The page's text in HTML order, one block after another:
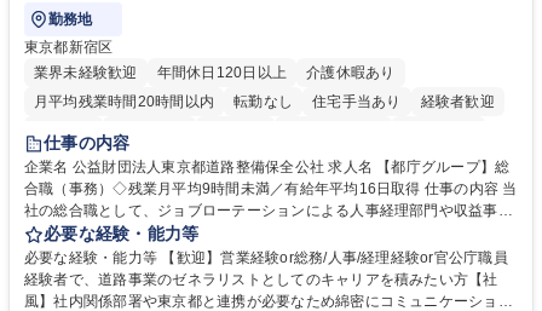
勤務地
東京都新宿区
業界未経験歓迎
年間休日120日以上
介護休暇あり
月平均残業時間20時間以内
転勤なし 住宅手当あり
経験者歓迎
研修あり
退職金あり
駅近5分以内
資格取得手当あり 食事補助あり
仕事の内容
企業名 公益財団法人東京都道路整備保全公社 求人名 【都庁グループ】総
合職（事務）◇残業月平均9時間未満／有給年平均16日取得 仕事の内容 当
社の総合職として、ジョブローテーションによる人事経理部門や収益事業
等のフロント部門の部署等幅広い部署での業務をお任せいたします。研修
制度やキャリア支援が充実しております！ ※下記業務詳細 【業務詳細】■
管理部門：広報、人事、経理など当公社の運営に係る管理業務 ■収益部
門：駐車場の新規開拓、管理運営、新宿駅西口広場の「イベントコーナ
必要な経験・能力等
必要な経験・能力等 【歓迎】営業経験or総務/人事/経理経験or官公庁職員
経験者で、道路事業のゼネラリストとしてのキャリアを積みたい方【社
風】社内関係部署や東京都と連携が必要なため綿密にコミュニケーション